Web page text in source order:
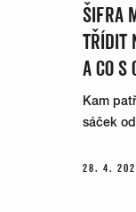
ŠIFRA
TŘÍDIT
A CO S
Kam
sáček
28. 4.